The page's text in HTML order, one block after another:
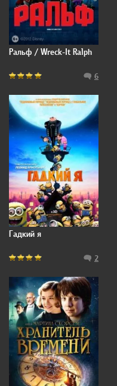
Ральф / Wreck-It Ralph
6
Гадкий я
2